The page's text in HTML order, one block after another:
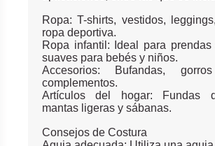
Ropa: T-shirts, vestidos,
ropa deportiva.
Ropa infantil: Ideal para
suaves para bebés y niños.
Accesorios: Bufandas,
complementos.
Artículos del hogar: Fundas
mantas ligeras y sábanas.
Consejos de Costura